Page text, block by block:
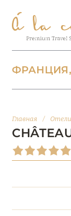
Главная / Отели